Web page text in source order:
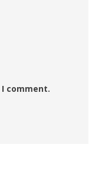
comment.